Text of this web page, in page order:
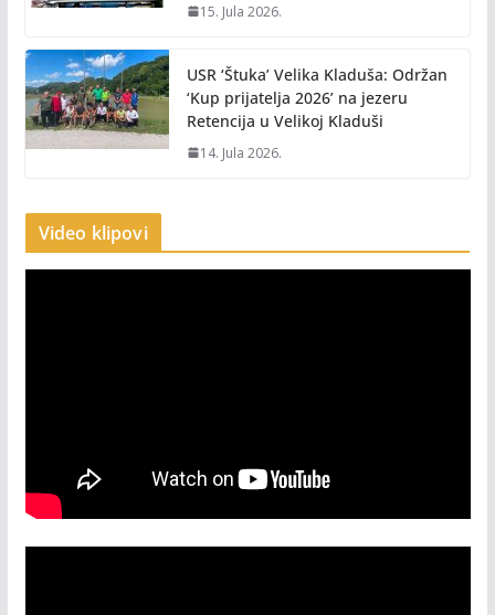
15. Jula 2026.
USR ‘Štuka’ Velika Kladuša: Održan
‘Kup prijatelja 2026’ na jezeru
Retencija u Velikoj Kladuši
14. Jula 2026.
Video klipovi